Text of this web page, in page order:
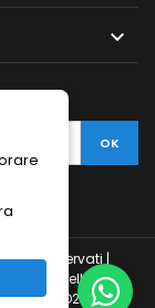

sono riservati |
Spinelli, 104 |
|